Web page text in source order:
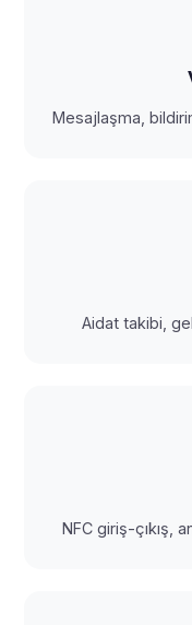
Mesajlaşma,
Aidat takibi,
NFC giriş-çıkış,